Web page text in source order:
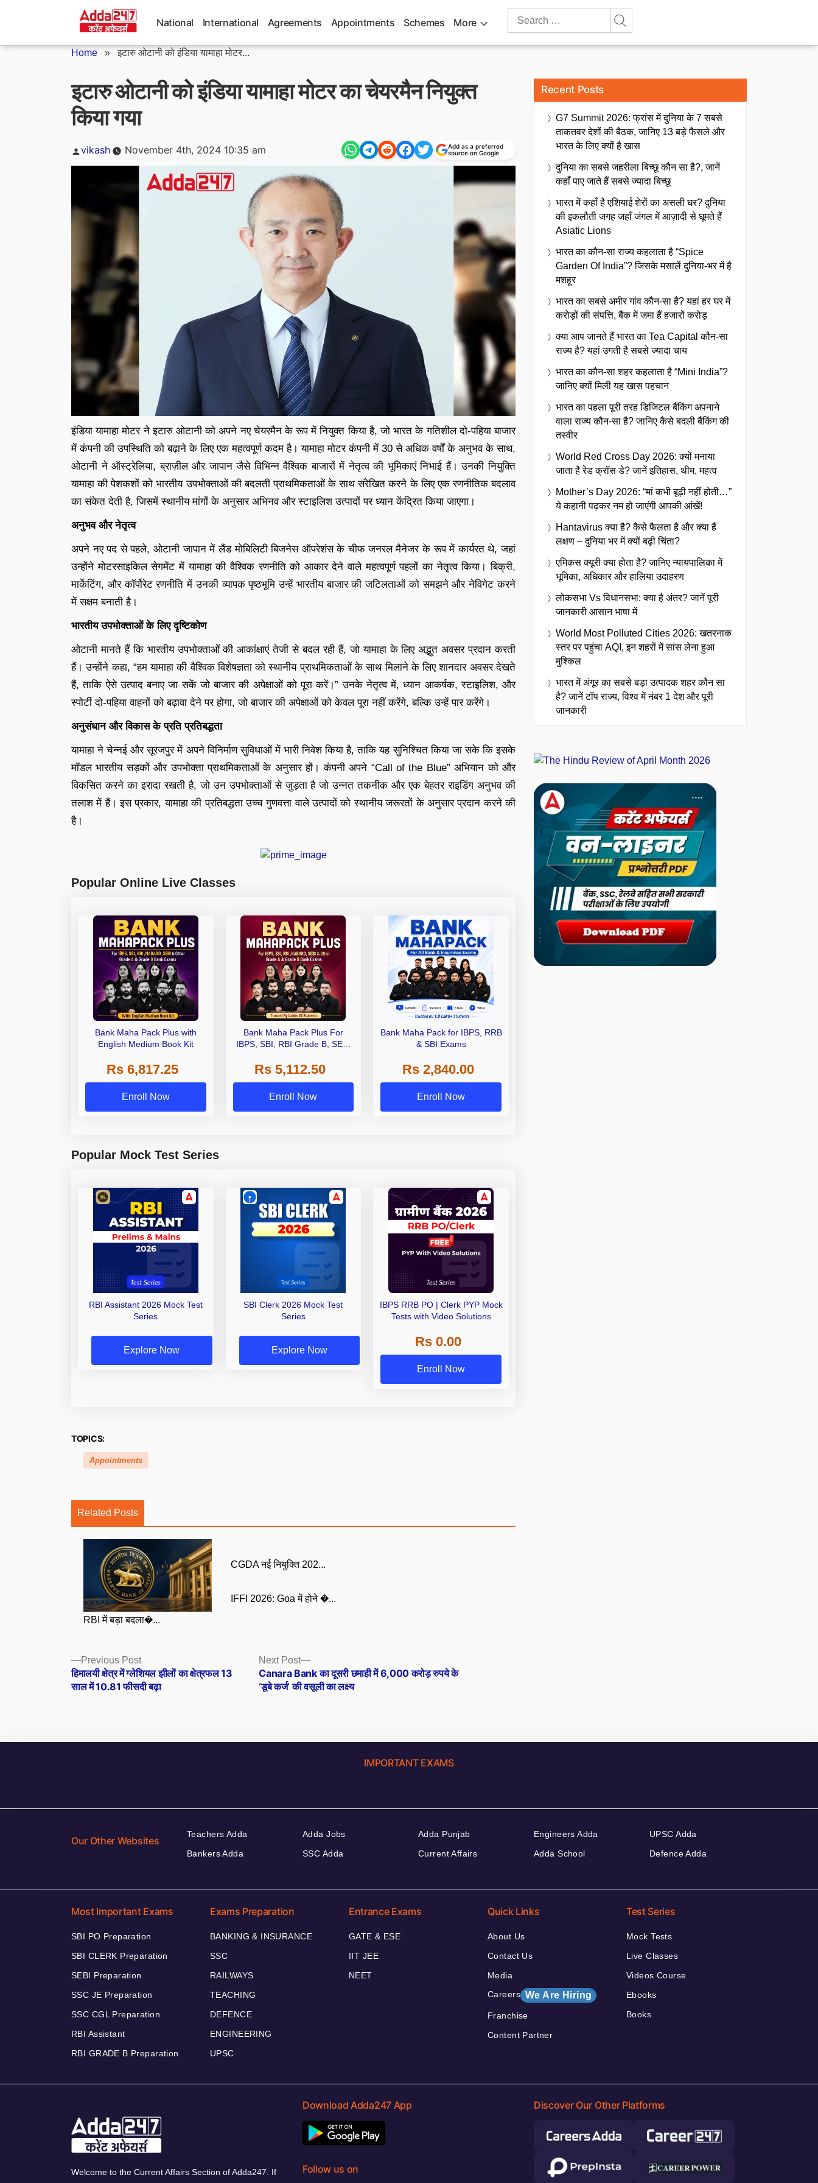
National International Agreements Appointments Schemes More
Search
Home »इटारु ओटानी को इंडिया यामाहा मोटर...
इटारु ओटानी को इंडिया यामाहा मोटर का चेयरमैन नियुक्त
किया गया
Posted
vikash November 4th, 2024 10:35 am
Add as a preferred
source on Google
इंडिया यामाहा मोटर ने इटारु ओटानी को अपने नए चेयरमैन के रूप में नियुक्त किया है, जो भारत के गतिशील दो-पहिया बाजार
में कंपनी की उपस्थिति को बढ़ाने के लिए एक महत्वपूर्ण कदम है। यामाहा मोटर कंपनी में 30 से अधिक वर्षों के अनुभव के साथ,
ओटानी ने ऑस्ट्रेलिया, ब्राज़ील और जापान जैसे विभिन्न वैश्विक बाजारों में नेतृत्व की भूमिकाएं निभाई हैं। उनकी नियुक्ति
यामाहा की पेशकशों को भारतीय उपभोक्ताओं की बदलती प्राथमिकताओं के साथ संरेखित करने के लिए एक रणनीतिक बदलाव
का संकेत देती है, जिसमें स्थानीय मांगों के अनुसार अभिनव और स्टाइलिश उत्पादों पर ध्यान केंद्रित किया जाएगा।
अनुभव और नेतृत्व
अपने नए पद से पहले, ओटानी जापान में लैंड मोबिलिटी बिजनेस ऑपरेशंस के चीफ जनरल मैनेजर के रूप में कार्यरत थे, जहां
उन्होंने मोटरसाइकिल सेगमेंट में यामाहा की वैश्विक रणनीति को आकार देने वाले महत्वपूर्ण पहलों का नेतृत्व किया। बिक्री,
मार्केटिंग, और कॉर्पोरेट रणनीति में उनकी व्यापक पृष्ठभूमि उन्हें भारतीय बाजार की जटिलताओं को समझने और नेविगेट करने
में सक्षम बनाती है।
भारतीय उपभोक्ताओं के लिए दृष्टिकोण
ओटानी मानते हैं कि भारतीय उपभोक्ताओं की आकांक्षाएं तेजी से बदल रही हैं, जो यामाहा के लिए अद्भुत अवसर प्रदान करती
हैं। उन्होंने कहा, “हम यामाहा की वैश्विक विशेषज्ञता को स्थानीय प्राथमिकताओं के साथ मिलाने के लिए शानदार अवसर देखते
हैं, ताकि ऐसे उत्पाद बनाए जा सकें जो बाजार की अपेक्षाओं को पूरा करें।” उनके नेतृत्व में, ध्यान आकर्षक, स्टाइलिश, और
स्पोर्टी दो-पहिया वाहनों को बढ़ावा देने पर होगा, जो बाजार की अपेक्षाओं को केवल पूरा नहीं करेंगे, बल्कि उन्हें पार करेंगे।
अनुसंधान और विकास के प्रति प्रतिबद्धता
यामाहा ने चेन्नई और सूरजपुर में अपने विनिर्माण सुविधाओं में भारी निवेश किया है, ताकि यह सुनिश्चित किया जा सके कि इसके
मॉडल भारतीय सड़कों और उपभोक्ता प्राथमिकताओं के अनुसार हों। कंपनी अपने “Call of the Blue” अभियान को और
विकसित करने का इरादा रखती है, जो उन उपभोक्ताओं से जुड़ता है जो उन्नत तकनीक और एक बेहतर राइडिंग अनुभव की
तलाश में हैं। इस प्रकार, यामाहा की प्रतिबद्धता उच्च गुणवत्ता वाले उत्पादों को स्थानीय जरूरतों के अनुसार प्रदान करने की
है।
Popular Online Live Classes
Bank Maha Pack Plus with
English Medium Book Kit
Rs 6,817.25
Enroll Now
Bank Maha Pack Plus For
IBPS, SBI, RBI Grade B, SEBI
Other Grade A & Grade B Bank
Exams
Rs 5,112.50
Enroll Now
Bank Maha Pack for IBPS, RRB
& SBI Exams
Rs 2,840.00
Enroll Now
Popular Mock Test Series
RBI Assistant 2026 Mock Test
Series
Explore Now
SBI Clerk 2026 Mock Test
Series
Explore Now
IBPS RRB PO | Clerk PYP Mock
Tests with Video Solutions
Rs 0.00
Enroll Now
TOPICS:
Appointments
Related Posts
RBI में बड़ा बदला�...
CGDA नई नियुक्ति 202...
IFFI 2026: Goa में होने �...
Posts
navigation
Previous PostPrevious
post:
हिमालयी क्षेत्र में ग्लेशियल झीलों का क्षेत्रफल 13
साल में 10.81 फीसदी बढ़ा
Next Post
Next
post:
Canara Bank का दूसरी छमाही में 6,000 करोड़ रुपये के
‘डूबे कर्ज’ की वसूली का लक्ष्य
Recent Posts
G7 Summit 2026: फ्रांस में दुनिया के 7 सबसे
ताकतवर देशों की बैठक, जानिए 13 बड़े फैसले और
भारत के लिए क्यों है खास
दुनिया का सबसे जहरीला बिच्छू कौन सा है?, जानें
कहाँ पाए जाते हैं सबसे ज्यादा बिच्छू
भारत में कहाँ है एशियाई शेरों का असली घर? दुनिया
की इकलौती जगह जहाँ जंगल में आज़ादी से घूमते हैं
Asiatic Lions
भारत का कौन-सा राज्य कहलाता है “Spice
Garden Of India”? जिसके मसालें दुनिया-भर में है
मशहूर
भारत का सबसे अमीर गांव कौन-सा है? यहां हर घर में
करोड़ों की संपत्ति, बैंक में जमा हैं हजारों करोड़
क्या आप जानते हैं भारत का Tea Capital कौन-सा
राज्य है? यहां उगती है सबसे ज्यादा चाय
भारत का कौन-सा शहर कहलाता है “Mini India”?
जानिए क्यों मिली यह खास पहचान
भारत का पहला पूरी तरह डिजिटल बैंकिंग अपनाने
वाला राज्य कौन-सा है? जानिए कैसे बदली बैंकिंग की
तस्वीर
World Red Cross Day 2026: क्यों मनाया
जाता है रेड क्रॉस डे? जानें इतिहास, थीम, महत्व
Mother’s Day 2026: “मां कभी बूढ़ी नहीं होती…”
ये कहानी पढ़कर नम हो जाएंगी आपकी आंखें!
Hantavirus क्या है? कैसे फैलता है और क्या हैं
लक्षण – दुनिया भर में क्यों बढ़ी चिंता?
एमिकस क्यूरी क्या होता है? जानिए न्यायपालिका में
भूमिका, अधिकार और हालिया उदाहरण
लोकसभा Vs विधानसभा: क्या है अंतर? जानें पूरी
जानकारी आसान भाषा में
World Most Polluted Cities 2026: खतरनाक
स्तर पर पहुंचा AQI, इन शहरों में सांस लेना हुआ
मुश्किल
भारत में अंगूर का सबसे बड़ा उत्पादक शहर कौन सा
है? जानें टॉप राज्य, विश्व में नंबर 1 देश और पूरी
जानकारी
IMPORTANT EXAMS
Our Other Websites
Teachers Adda
Bankers Adda
Adda Jobs
SSC Adda
Adda Punjab
Current Affairs
Engineers Adda
Adda School
UPSC Adda
Defence Adda
Most Important Exams
SBI PO Preparation
SBI CLERK Preparation
SEBI Preparation
SSC JE Preparation
SSC CGL Preparation
RBI Assistant
RBI GRADE B Preparation
Exams Preparation
BANKING & INSURANCE
SSC
RAILWAYS
TEACHING
DEFENCE
ENGINEERING
UPSC
Entrance Exams
GATE & ESE
IIT JEE
NEET
Quick Links
About Us
Contact Us
Media
Careers We Are Hiring
Franchise
Content Partner
Test Series
Mock Tests
Live Classes
Videos Course
Ebooks
Books
Welcome to the Current Affairs Section of Adda247. If
Download Adda247 App
Follow us on
Discover Our Other Platforms